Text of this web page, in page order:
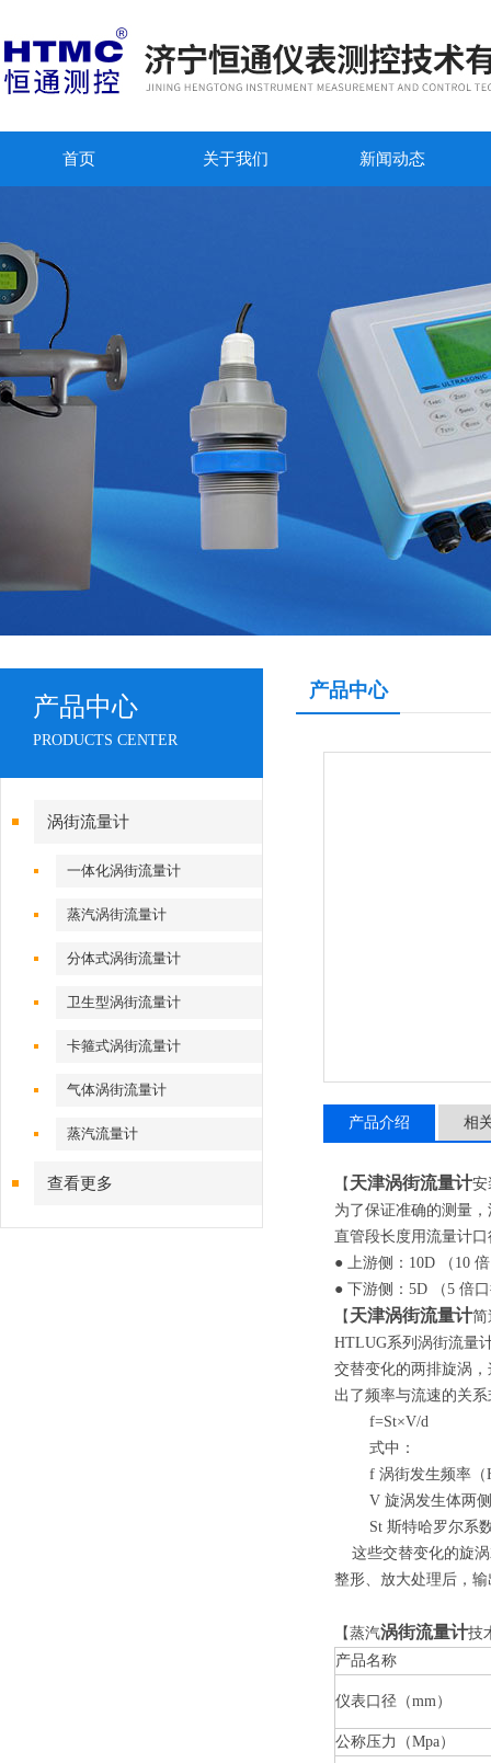
首页 关于我们 新闻动态
产品中心
PRODUCTS CENTER
涡街流量计
一体化涡街流量计
蒸汽涡街流量计
分体式涡街流量计
卫生型涡街流量计
卡箍式涡街流量计
气体涡街流量计
蒸汽流量计
查看更多
产品中心
产品介绍 相
【 天津涡街流量计安
为了保证准确的测量
直管段长度用流量计
● 上游侧：10D （10
● 下游侧：5D （5 倍
【 天津涡街流量计简
HTLUG系列涡街流量
交替变化的两排旋涡
出了频率与流速的关系
f=St×V/d
式中：
f 涡街发生频率（
V 旋涡发生体两侧
St 斯特哈罗尔系数
这些交替变化的旋涡
整形、放大处理后，
【蒸汽涡街流量计技
产品名称
仪表口径（mm）
公称压力（Mpa）